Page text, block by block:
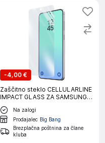
-4,00 €
Zaščitno steklo CELLULARLINE
IMPACT GLASS ZA SAMSUNG
GALAXY S26
Na zalogi
Prodajalec Big Bang
Brezplačna poštnina za člane
kluba